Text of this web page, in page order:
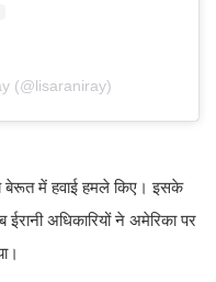
(@lisaraniray)
में हवाई हमले किए। इसके
अधिकारियों ने अमेरिका पर